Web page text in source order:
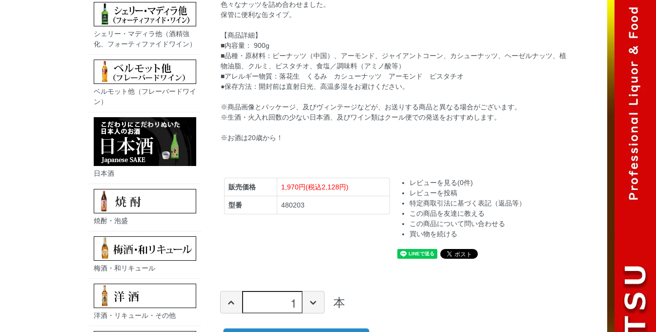
色々なナッツを詰め合わせました。
保管に便利な缶タイプ。
【商品詳細】
■内容量： 900g
■品種・原材料：ピーナッツ（中国）、アーモンド、ジャイアントコーン、カシューナッツ、ヘーゼルナッツ、植
物油脂、クルミ、ピスタチオ、食塩／調味料（アミノ酸等）
■アレルギー物質：落花生 くるみ カシューナッツ アーモンド ピスタチオ
●保存方法：開封前は直射日光、高温多湿をお避けください。
※商品画像とパッケージ、及びヴィンテージなどが、お送りする商品と異なる場合がございます。
※生酒・火入れ回数の少ない日本酒、及びワイン類はクール便での発送をおすすめします。
※お酒は20歳から！
販売価格 1,970円(税込2,128円)
型番 480203
レビューを見る(0件)
レビューを投稿
特定商取引法に基づく表記（返品等）
この商品を友達に教える
この商品について問い合わせる
買い物を続ける
本
シェリー・マディラ他（酒精強
化、フォーティファイドワイン）
ベルモット他（フレーバードワイ
ン）
日本酒
焼酎・泡盛
梅酒・和リキュール
洋酒・リキュール・その他